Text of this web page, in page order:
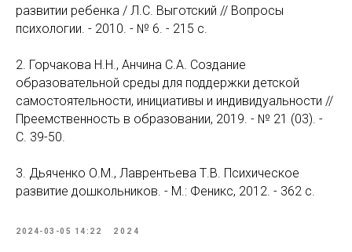
развитии ребенка / Л.С. Выготский // Вопросы
психологии. - 2010. - № 6. - 215 с.
2. Горчакова Н.Н., Анчина С.А. Создание
образовательной среды для поддержки детской
самостоятельности, инициативы и индивидуальности //
Преемственность в образовании, 2019. - № 21 (03). -
С. 39-50.
3. Дьяченко О.М., Лаврентьева Т.В. Психическое
развитие дошкольников. - М.: Феникс, 2012. - 362 с.
2024-03-05 14:22 2024